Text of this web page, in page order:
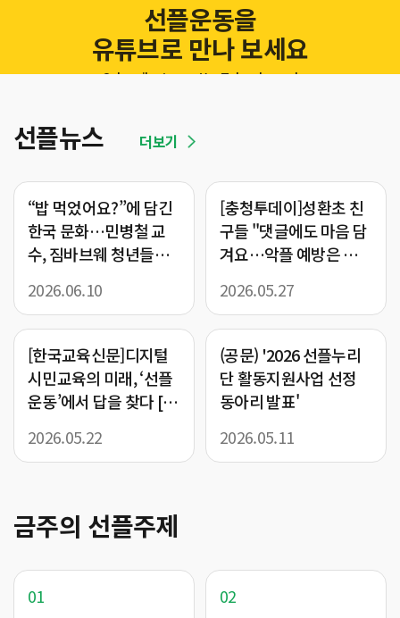
선플운동을
유튜브로 만나 보세요
Subscribe to our YouTube channel
선플뉴스 더보기
“밥 먹었어요?”에 담긴
한국 문화…민병철 교
수, 짐바브웨 청년들에
2026.06.10
[충청투데이]성환초 친
구들 "댓글에도 마음 담
겨요…악플 예방은 곧
2026.05.27
[한국교육신문]디지털
시민교육의 미래, ‘선플
운동’에서 답을 찾다 [2
2026.05.22
(공문) '2026 선플누리
단 활동지원사업 선정
동아리 발표'
2026.05.11
금주의 선플주제
01
02